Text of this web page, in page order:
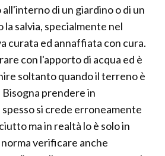
di un giardino o di un
la salvia, specialmente nel
curata ed annaffiata con cura.
con l'apporto di acqua ed è
soltanto quando il terreno è
prendere in
si crede erroneamente
ma in realtà lo è solo in
verificare anche